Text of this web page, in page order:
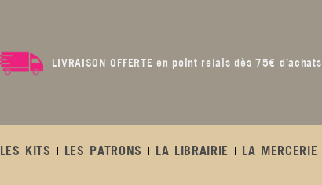
LIVRAISON OFFERTE en point relais dès 75€ d’achats
LES KITS LES PATRONS LA LIBRAIRIE LA MERCERIE